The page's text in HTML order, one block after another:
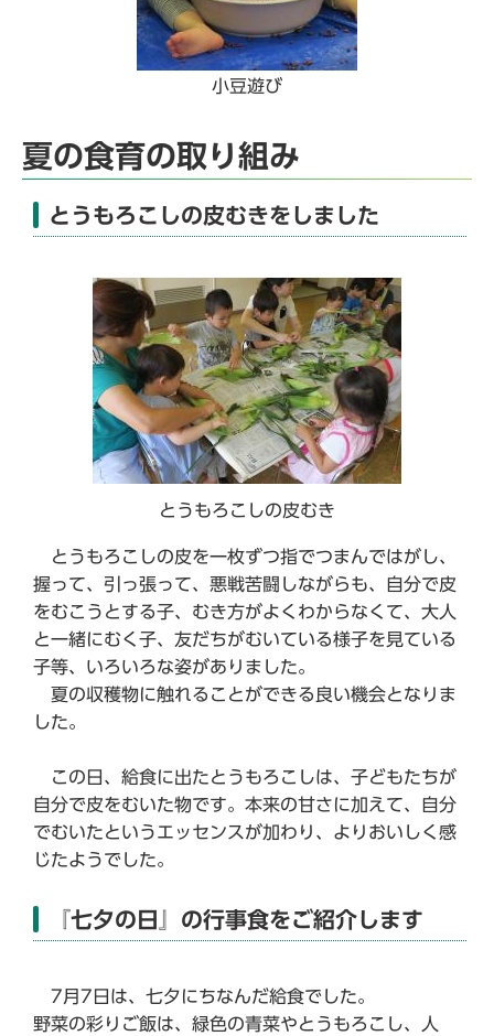
小豆遊び
夏の食育の取り組み
とうもろこしの皮むきをしました
とうもろこしの皮むき
とうもろこしの皮を一枚ずつ指でつまんではがし、
握って、引っ張って、悪戦苦闘しながらも、自分で皮
をむこうとする子、むき方がよくわからなくて、大人
と一緒にむく子、友だちがむいている様子を見ている
子等、いろいろな姿がありました。
夏の収穫物に触れることができる良い機会となりま
した。
この日、給食に出たとうもろこしは、子どもたちが
自分で皮をむいた物です。本来の甘さに加えて、自分
でむいたというエッセンスが加わり、よりおいしく感
じたようでした。
『七夕の日』の行事食をご紹介します
7月7日は、七夕にちなんだ給食でした。
野菜の彩りご飯は、緑色の青菜やとうもろこし、人